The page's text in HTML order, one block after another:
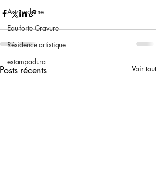
Art moderne
Eau-forte Gravure
Résidence artistique
estampadura
Posts récents Voir tout